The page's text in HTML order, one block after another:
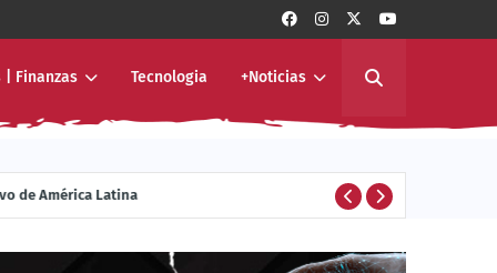
| Finanzas Tecnologia +Noticias
de América Latina